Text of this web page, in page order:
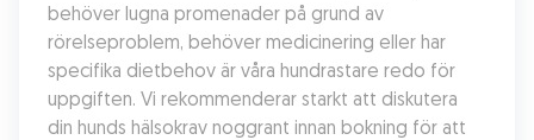
behöver lugna promenader på grund av
rörelseproblem, behöver medicinering eller har
specifika dietbehov är våra hundrastare redo för
uppgiften. Vi rekommenderar starkt att diskutera
din hunds hälsokrav noggrant innan bokning för att